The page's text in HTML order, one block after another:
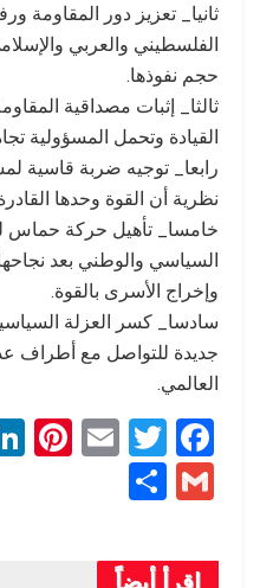
ثانيا_ تعزيز دور المقاومة
الفلسطيني والعربي
حجم نفوذها.
ثالثا_ إثبات مصداقية
القيادة وتحمل المسؤولية
رابعا_ توجيه ضربة قاسية
نظرية أن القوة وحدها
خامسا_ تأهيل حركة حماس
السياسي والوطني بعد
وإخراج الأسرى بالقوة.
سادسا_ كسر العزلة
جديدة للتواصل مع أطراف
العالمي.
F
a
ce
b
T
er
E
Pi
G
ail
ar
اقرأ أيضاً